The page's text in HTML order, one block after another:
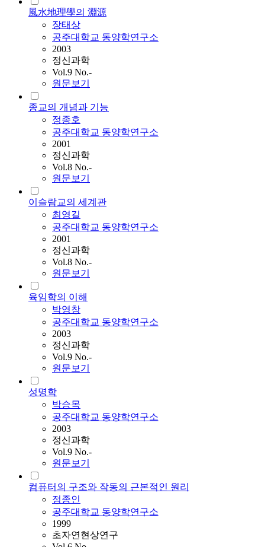
風水地理學의 淵源
장태상
공주대학교 동양학연구소
2003
정신과학
Vol.9 No.-
원문보기
종교의 개념과 기능
정종호
공주대학교 동양학연구소
2001
정신과학
Vol.8 No.-
원문보기
이슬람교의 세계관
최영길
공주대학교 동양학연구소
2001
정신과학
Vol.8 No.-
원문보기
육임학의 이해
박영창
공주대학교 동양학연구소
2003
정신과학
Vol.9 No.-
원문보기
성명학
박승목
공주대학교 동양학연구소
2003
정신과학
Vol.9 No.-
원문보기
컴퓨터의 구조와 작동의 근본적인 원리
정종인
공주대학교 동양학연구소
1999
초자연현상연구